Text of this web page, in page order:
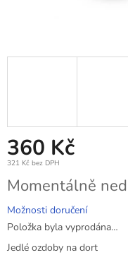
360 Kč
321 Kč bez DPH
Měrná
cena:
Momentálně
Možnosti doručení
Položka byla vyprodána…
Jedlé ozdoby na dort